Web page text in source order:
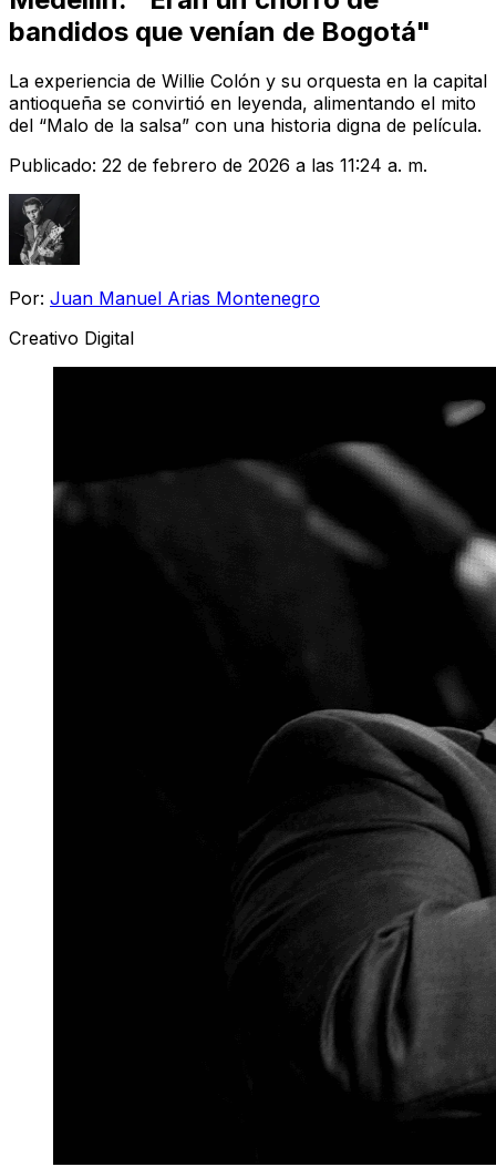
bandidos que venían de Bogotá"
La experiencia de Willie Colón y su orquesta en la capital
antioqueña se convirtió en leyenda, alimentando el mito
del “Malo de la salsa” con una historia digna de película.
Publicado: 22 de febrero de 2026 a las 11:24 a. m.
Por: Juan Manuel Arias Montenegro
Creativo Digital